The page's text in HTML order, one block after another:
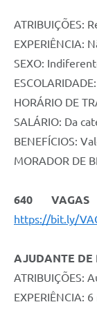
ATRIBUIÇÕES:
EXPERIÊNCIA:
SEXO:
HORÁRIO DE
SALÁRIO: Da
BENEFÍCIOS:
MORADOR DE
640
https://bit.ly/
AJUDANTE DE
ATRIBUIÇÕES:
EXPERIÊNCIA: